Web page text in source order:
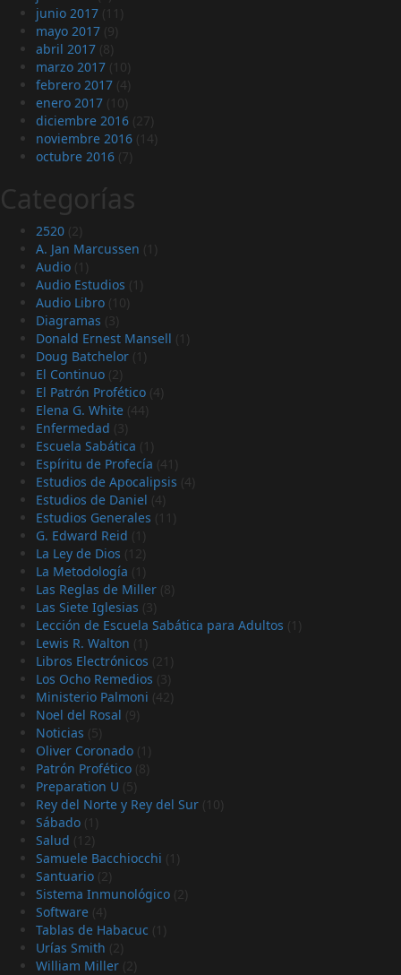
junio 2017 (11)
mayo 2017 (9)
abril 2017 (8)
marzo 2017 (10)
febrero 2017 (4)
enero 2017 (10)
diciembre 2016 (27)
noviembre 2016 (14)
octubre 2016 (7)
Categorías
2520 (2)
A. Jan Marcussen (1)
Audio (1)
Audio Estudios (1)
Audio Libro (10)
Diagramas (3)
Donald Ernest Mansell (1)
Doug Batchelor (1)
El Continuo (2)
El Patrón Profético (4)
Elena G. White (44)
Enfermedad (3)
Escuela Sabática (1)
Espíritu de Profecía (41)
Estudios de Apocalipsis (4)
Estudios de Daniel (4)
Estudios Generales (11)
G. Edward Reid (1)
La Ley de Dios (12)
La Metodología (1)
Las Reglas de Miller (8)
Las Siete Iglesias (3)
Lección de Escuela Sabática para Adultos (1)
Lewis R. Walton (1)
Libros Electrónicos (21)
Los Ocho Remedios (3)
Ministerio Palmoni (42)
Noel del Rosal (9)
Noticias (5)
Oliver Coronado (1)
Patrón Profético (8)
Preparation U (5)
Rey del Norte y Rey del Sur (10)
Sábado (1)
Salud (12)
Samuele Bacchiocchi (1)
Santuario (2)
Sistema Inmunológico (2)
Software (4)
Tablas de Habacuc (1)
Urías Smith (2)
William Miller (2)